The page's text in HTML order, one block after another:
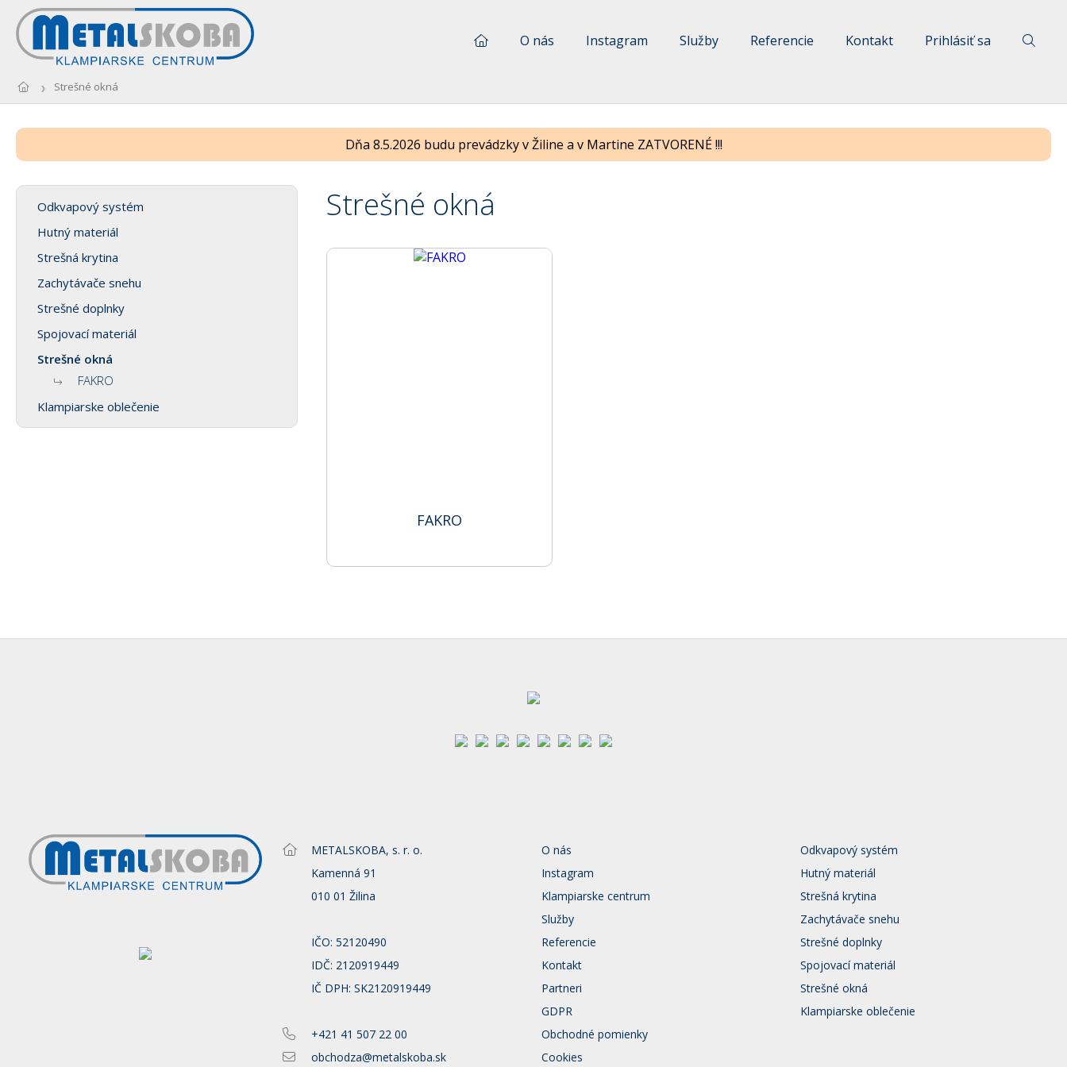
O nás Instagram Služby Referencie Kontakt Prihlásiť sa
Strešné okná
Dňa 8.5.2026 budu prevádzky v Žiline a v Martine ZATVORENÉ !!!
Odkvapový systém
Hutný materiál
Strešná krytina
Zachytávače snehu
Strešné doplnky
Spojovací materiál
Strešné okná
FAKRO
Klampiarske oblečenie
Strešné okná
FAKRO
METALSKOBA, s. r. o.
Kamenná 91
010 01 Žilina
IČO: 52120490
IDČ: 2120919449
IČ DPH: SK2120919449
+421 41 507 22 00
obchodza@metalskoba.sk
O nás
Instagram
Klampiarske centrum
Služby
Referencie
Kontakt
Partneri
GDPR
Obchodné pomienky
Cookies
Odkvapový systém
Hutný materiál
Strešná krytina
Zachytávače snehu
Strešné doplnky
Spojovací materiál
Strešné okná
Klampiarske oblečenie